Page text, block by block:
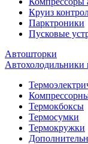
Круиз
Парктроники
Пусковые
Автошторки
Автохолодильники
Термокбоксы
Термосумки
Термокружки